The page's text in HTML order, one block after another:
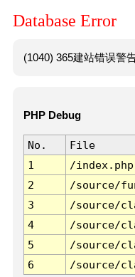
Database Error
(1040) 365建站错误警
PHP Debug
No. File
1
/index.php
2
/source/
3
/source/
4
/source/
5
/source/
6
/source/